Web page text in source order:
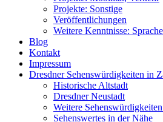
Projekte: Sonstige
Veröffentlichungen
Weitere Kenntnisse:
Blog
Kontakt
Impressum
Dresdner Sehenswürdigkeiten in
Historische Altstadt
Dresdner Neustadt
Weitere
Sehenswertes in der Nähe